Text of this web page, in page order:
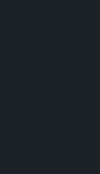
OnlyFans
หร่ แฟน ๆ ของ
ศ เช่น Blac Chyna
บาท) ต่อเดือนเพื่อเข้า
ในสองวันโดย